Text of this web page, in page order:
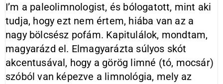
I’m a paleolimnologist, és bólogatott, mint aki
tudja, hogy ezt nem értem, hiába van az a
nagy bölcsész pofám. Kapitulálok, mondtam,
magyarázd el. Elmagyarázta súlyos skót
akcentusával, hogy a görög limné (tó, mocsár)
szóból van képezve a limnológia, mely az